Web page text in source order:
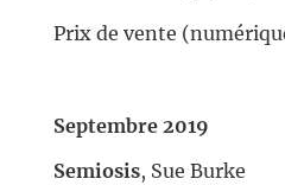
Prix de vente
Septembre 2019
Semiosis, Sue Burke